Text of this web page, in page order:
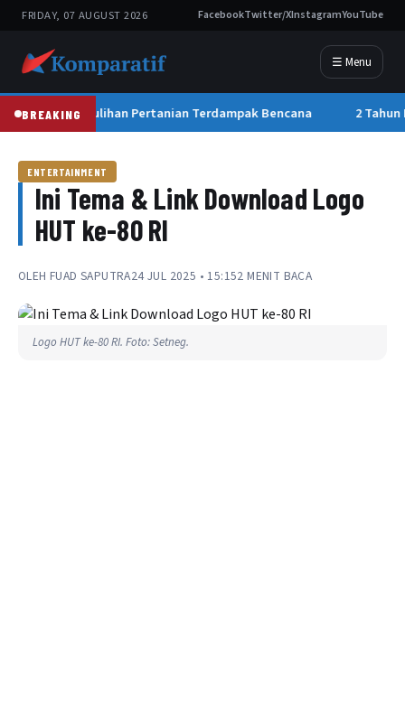
FRIDAY, 07 AUGUST 2026 FacebookTwitter/XInstagramYouTube
☰ Menu
BREAKING
Kebut Pemulihan Pertanian Terdampak Bencana 2
ENTERTAINMENT
Ini Tema & Link Download Logo
HUT ke-80 RI
OLEH FUAD SAPUTRA24 JUL 2025 • 15:152 MENIT BACA
Logo HUT ke-80 RI. Foto: Setneg.